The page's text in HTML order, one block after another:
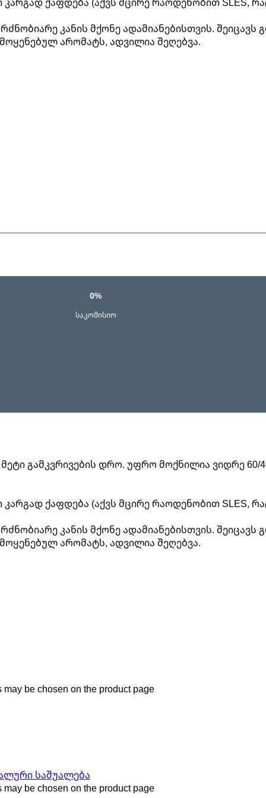
კანის მქონე ადამიანებისთვის.
არომატს, ადვილია შეღებვა.
0%
საკომისიო
გამკვრივების დრო. უფრო მოქნილია ვიდრე 60/
კარგად ქაფდება (აქვს მცირე რაოდენობით SLES,
კანის მქონე ადამიანებისთვის.
არომატს, ადვილია შეღებვა.
be chosen on the product page
be chosen on the product page